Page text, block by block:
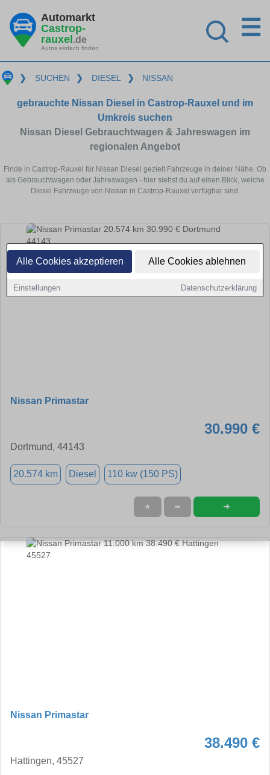
Alle Cookies akzeptieren Alle Cookies ablehnen
Einstellungen Datenschutzerklärung
Automarkt
Castrop-
rauxel .de
Autos einfach finden
☰
❯ SUCHEN ❯ DIESEL ❯ NISSAN
gebrauchte Nissan Diesel in Castrop-Rauxel und im
Umkreis suchen
Nissan Diesel Gebrauchtwagen & Jahreswagen im
regionalen Angebot
Finde in Castrop-Rauxel für Nissan Diesel gezielt Fahrzeuge in deiner Nähe. Ob
als Gebrauchtwagen oder Jahreswagen - hier siehst du auf einen Blick, welche
Diesel Fahrzeuge von Nissan in Castrop-Rauxel verfügbar sind.
Nissan Primastar
30.990 €
Dortmund, 44143
20.574 km Diesel 110 kw (150 PS)
★ ➦ ➜
Nissan Primastar
38.490 €
Hattingen, 45527